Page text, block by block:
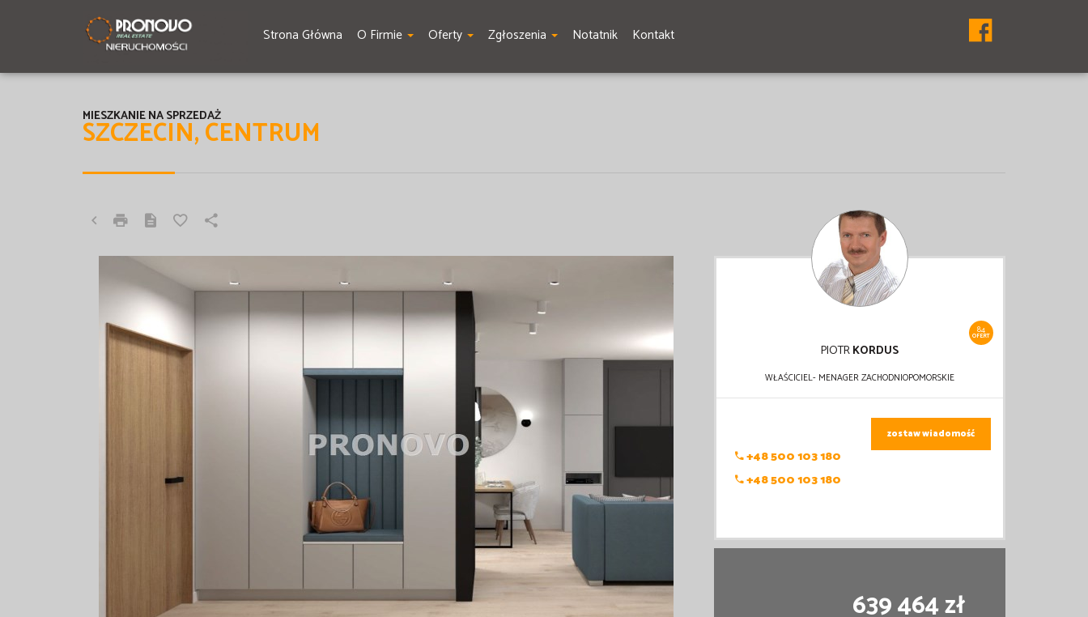
Strona Główna O Firmie Oferty Zgłoszenia Notatnik Kontakt
SZCZECIN, CENTRUM
MIESZKANIE NA SPRZEDAŻ
84
OFERT
PIOTRKORDUS
WŁAŚCICIEL- MENAGER ZACHODNIOPOMORSKIE
+48 500 103 180
+48 500 103 180
zostaw wiadomość
639 464 zł